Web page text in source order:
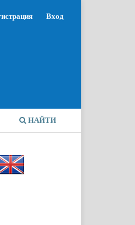
НАЙТИ
Вход